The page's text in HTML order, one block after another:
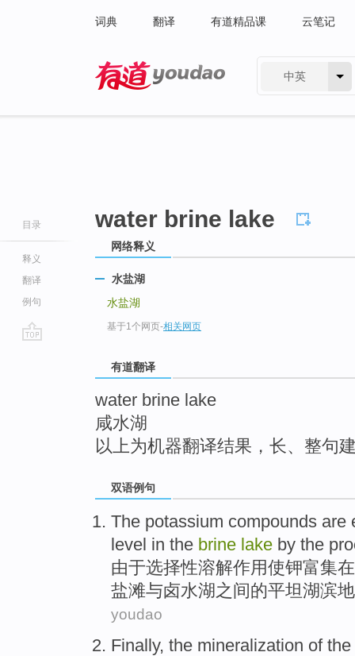
词典 翻译 有道精品课 云笔记
中英
目录
释义
翻译
例句
water brine lake
网络释义
水盐湖
水盐湖
基于1个网页-相关网页
有道翻译
water brine lake
咸水湖
以上为机器翻译结果，长、整句
双语例句
The potassium compounds are
level in the brine lake by the
由于选择性溶解作用使钾富集在
盐滩与卤水湖之间的平坦湖滨
youdao
Finally, the mineralization of the